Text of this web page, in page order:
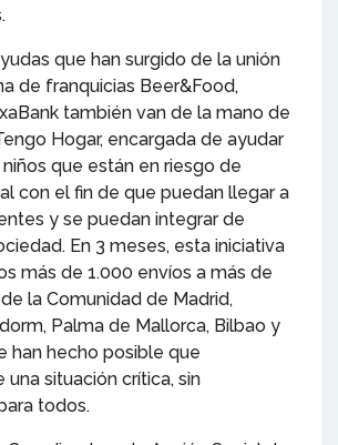
que han surgido de la unión
de franquicias Beer&Food,
también van de la mano de
Hogar, encargada de ayudar
que están en riesgo de
con el fin de que puedan llegar a
y se puedan integrar de
En 3 meses, esta iniciativa
más de 1.000 envíos a más de
la Comunidad de Madrid,
Palma de Mallorca, Bilbao y
han hecho posible que
una situación crítica, sin
todos.